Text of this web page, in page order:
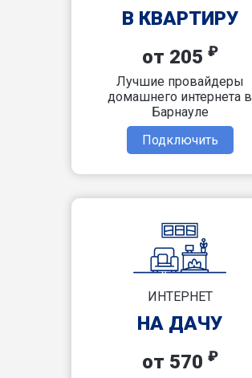
В КВАРТИРУ
от 205 ₽
Лучшие провайдеры
домашнего интернета в
Барнауле
Подключить
ИНТЕРНЕТ
НА ДАЧУ
от 570 ₽